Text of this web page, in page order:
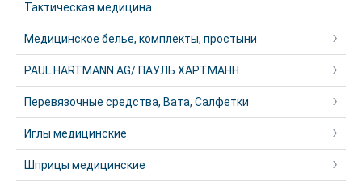
Тактическая медицина
Медицинское белье, комплекты, простыни
PAUL HARTMANN AG/ ПАУЛЬ ХАРТМАНН
Перевязочные средства, Вата, Салфетки
Иглы медицинские
Шприцы медицинские